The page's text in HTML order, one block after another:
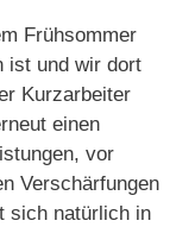
Frühsommer
ist und wir dort
Kurzarbeiter
einen
vor
Verschärfungen
sich natürlich in